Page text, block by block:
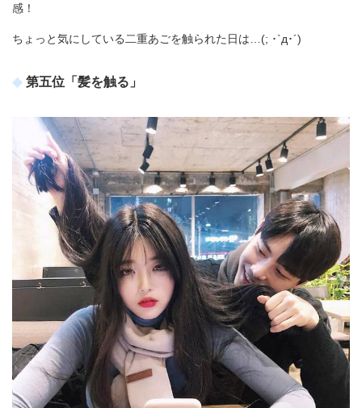
感！
ちょっと気にしている二重あごを触られた日は…(; ･`д･´)
第五位「髪を触る」